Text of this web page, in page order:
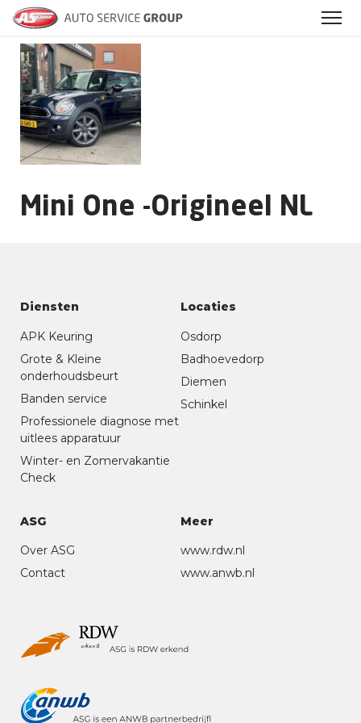
Archieven
Mini One -Origineel NL
Diensten
APK Keuring
Grote & Kleine
onderhoudsbeurt
Banden service
Professionele diagnose met
uitlees apparatuur
Winter- en Zomervakantie
Check
Locaties
Osdorp
Badhoevedorp
Diemen
Schinkel
ASG
Over ASG
Contact
Meer
www.rdw.nl
www.anwb.nl